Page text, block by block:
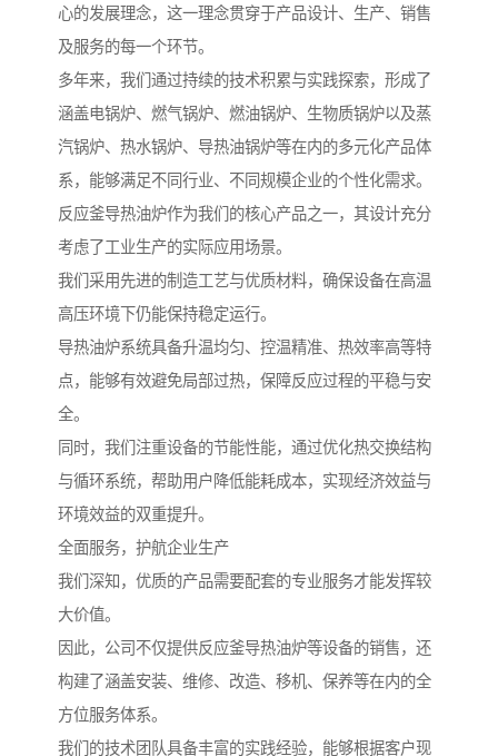
心的发展理念，这一理念贯穿于产品设计、生产、销售
及服务的每一个环节。
多年来，我们通过持续的技术积累与实践探索，形成了
涵盖电锅炉、燃气锅炉、燃油锅炉、生物质锅炉以及蒸
汽锅炉、热水锅炉、导热油锅炉等在内的多元化产品体
系，能够满足不同行业、不同规模企业的个性化需求。
反应釜导热油炉作为我们的核心产品之一，其设计充分
考虑了工业生产的实际应用场景。
我们采用先进的制造工艺与优质材料，确保设备在高温
高压环境下仍能保持稳定运行。
导热油炉系统具备升温均匀、控温精准、热效率高等特
点，能够有效避免局部过热，保障反应过程的平稳与安
全。
同时，我们注重设备的节能性能，通过优化热交换结构
与循环系统，帮助用户降低能耗成本，实现经济效益与
环境效益的双重提升。
全面服务，护航企业生产
我们深知，优质的产品需要配套的专业服务才能发挥较
大价值。
因此，公司不仅提供反应釜导热油炉等设备的销售，还
构建了涵盖安装、维修、改造、移机、保养等在内的全
方位服务体系。
我们的技术团队具备丰富的实践经验，能够根据客户现